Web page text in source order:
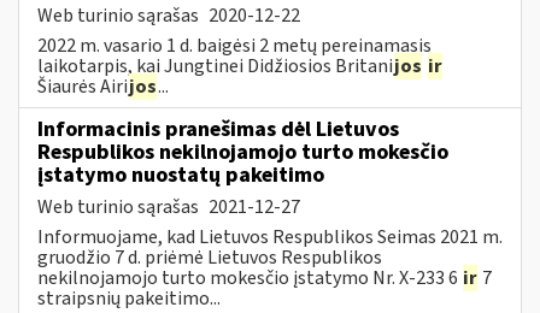
Web turinio sąrašas 2020-12-22
2022 m. vasario 1 d. baigėsi 2 metų pereinamasis
laikotarpis, kai Jungtinei Didžiosios Britanijos ir
Šiaurės Airijos...
Informacinis pranešimas dėl Lietuvos
Respublikos nekilnojamojo turto mokesčio
įstatymo nuostatų pakeitimo
Web turinio sąrašas 2021-12-27
Informuojame, kad Lietuvos Respublikos Seimas 2021 m.
gruodžio 7 d. priėmė Lietuvos Respublikos
nekilnojamojo turto mokesčio įstatymo Nr. X-233 6 ir 7
straipsnių pakeitimo...